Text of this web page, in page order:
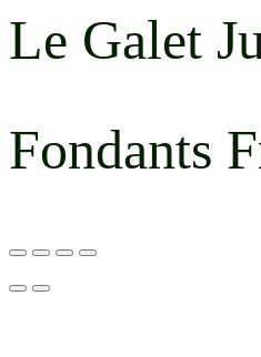
Le Galet
Fondants